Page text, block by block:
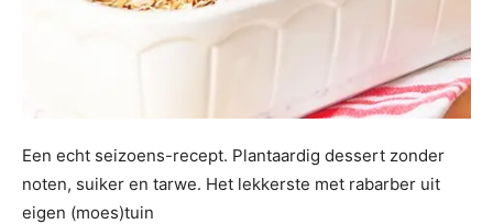
Een echt seizoens-recept. Plantaardig dessert zonder
noten, suiker en tarwe. Het lekkerste met rabarber uit
eigen (moes)tuin